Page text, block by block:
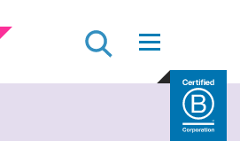
Zoeken